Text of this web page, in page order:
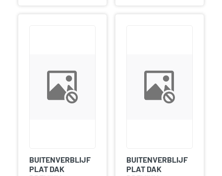
BUITENVERBLIJF
PLAT DAK
BUITENVERBLIJF
PLAT DAK